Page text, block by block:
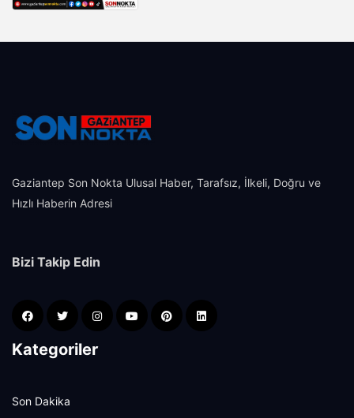
Gaziantep Son Nokta Ulusal Haber, Tarafsız, İlkeli, Doğru ve
Hızlı Haberin Adresi
Bizi Takip Edin
Kategoriler
Son Dakika